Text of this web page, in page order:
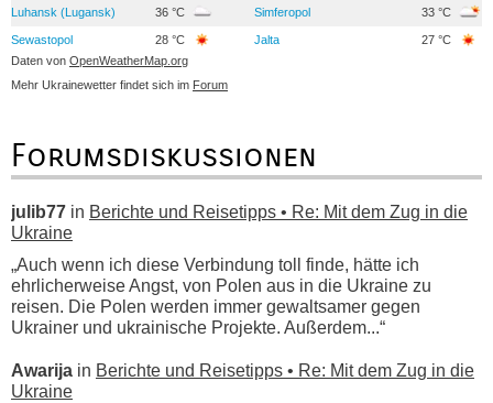
Luhansk (Lugansk) 36 °C Simferopol 33 °C
Sewastopol 28 °C Jalta
27 °C
Daten von OpenWeatherMap.org
Mehr Ukrainewetter findet sich im Forum
Forumsdiskussionen
julib77 in Berichte und Reisetipps • Re: Mit dem Zug in die
Ukraine
„Auch wenn ich diese Verbindung toll finde, hätte ich
ehrlicherweise Angst, von Polen aus in die Ukraine zu
reisen. Die Polen werden immer gewaltsamer gegen
Ukrainer und ukrainische Projekte. Außerdem...“
Awarija in Berichte und Reisetipps • Re: Mit dem Zug in die
Ukraine